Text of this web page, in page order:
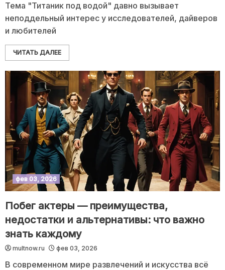
Тема "Титаник под водой" давно вызывает
неподдельный интерес у исследователей, дайверов
и любителей
ЧИТАТЬ ДАЛЕЕ
фев 03, 2026
Побег актеры — преимущества,
недостатки и альтернативы: что важно
знать каждому
multnow.ru фев 03, 2026
В современном мире развлечений и искусства всё